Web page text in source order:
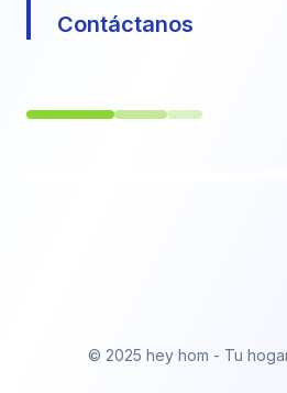
Contáctanos
© 2025 hey hom - Tu